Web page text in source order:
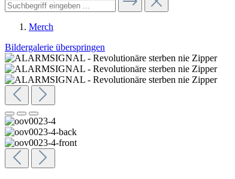
Merch
Bildergalerie überspringen